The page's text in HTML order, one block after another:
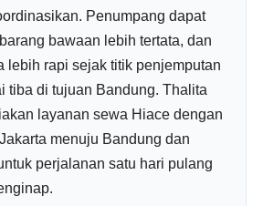
Penumpang dapat
bawaan lebih tertata, dan
lebih rapi sejak titik penjemputan
tiba di tujuan Bandung. Thalita
layanan sewa Hiace dengan
menuju Bandung dan
perjalanan satu hari pulang